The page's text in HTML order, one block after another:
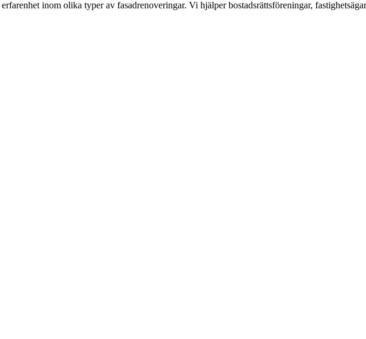
inom olika typer av fasadrenoveringar. Vi hjälper bostadsrättsföreningar,